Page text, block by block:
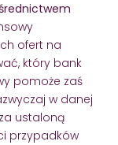
ofert na
który bank
pomoże zaś
w danej
ustaloną
przypadków